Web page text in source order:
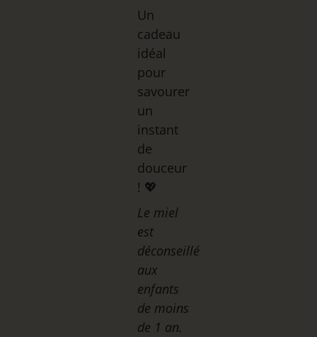
Un
cadeau
idéal
pour
savourer
un
instant
de
douceur
! 💖
Le miel
est
déconseillé
aux
enfants
de moins
de 1 an.